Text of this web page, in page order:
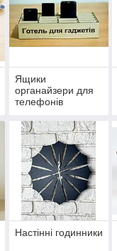
Ящики
органайзери для
телефонів
Настінні годинники